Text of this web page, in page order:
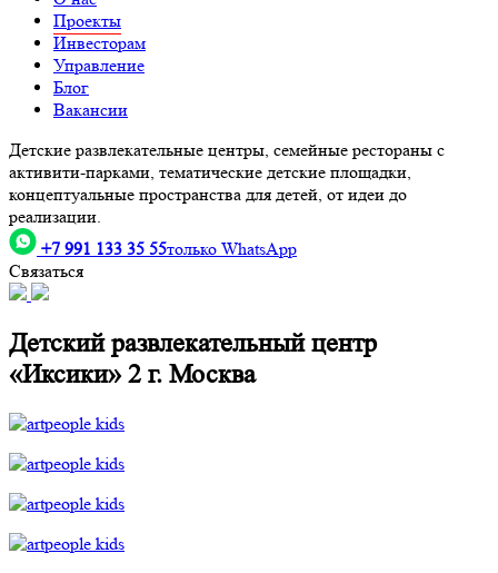
Проекты
Инвесторам
Управление
Блог
Вакансии
Детские развлекательные центры, семейные рестораны с
активити-парками, тематические детские площадки,
концептуальные пространства для детей, от идеи до
реализации.
+7 991 133 35 55только WhatsApp
Связаться
Детский развлекательный центр
«Иксики» 2 г. Москва